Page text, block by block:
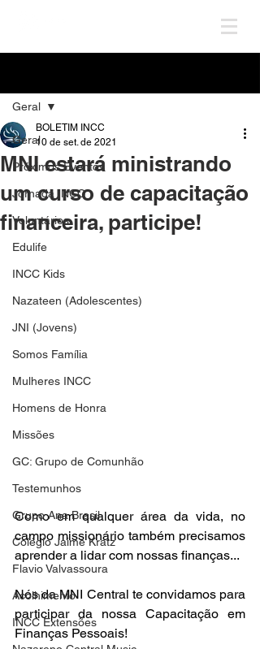
Geral
Próximos Eventos
Jornada INCC
Voluntários
Edulife
INCC Kids
Nazateen (Adolescentes)
JNI (Jovens)
Somos Família
Mulheres INCC
Homens de Honra
Missões
GC: Grupo de Comunhão
Testemunhos
Grupo Ana Brasil
Colégio Jaime Kratz
Flavio Valvassoura
Acolhimento
INCC Extensões
Geral
MNI estará ministrando
um curso de capacitação
financeira, participe!
BOLETIM INCC
10 de set. de 2021
Como em qualquer área da vida, no
campo missionário também precisamos
aprender a lidar com nossas finanças...
Nós da MNI Central te convidamos para
participar da nossa Capacitação em
Finanças Pessoais!